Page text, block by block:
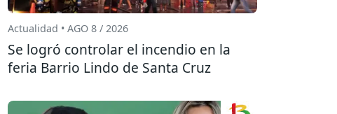
Actualidad • AGO 8 / 2026
Se logró controlar el incendio en la
feria Barrio Lindo de Santa Cruz